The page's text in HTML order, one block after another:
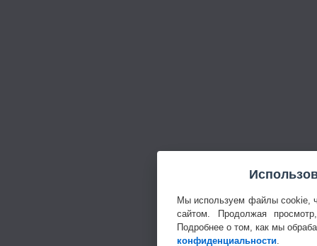
Мы используем файлы cookie,
сайтом. Продолжая
Подробнее о том, как мы
конфиденциальности